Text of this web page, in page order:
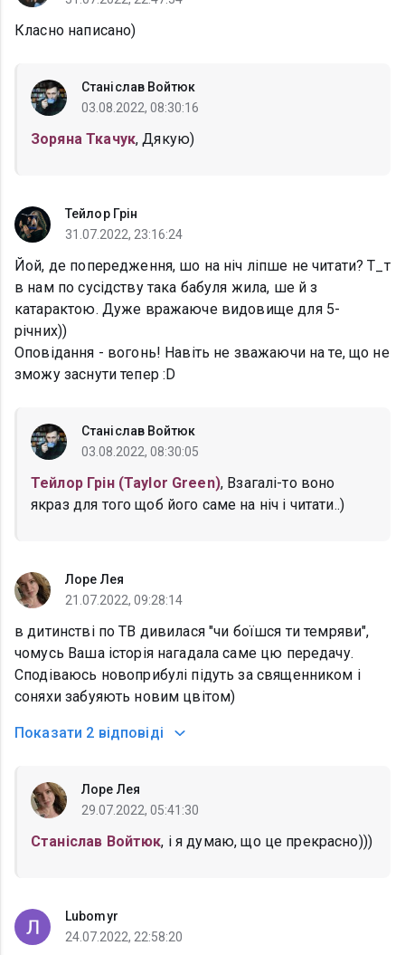
Класно написано)
Станіслав Войтюк
03.08.2022, 08:30:16
Зоряна Ткачук, Дякую)
Тейлор Грін
31.07.2022, 23:16:24
Йой, де попередження, шо на ніч ліпше не читати? Т_т
в нам по сусідству така бабуля жила, ше й з
катарактою. Дуже вражаюче видовище для 5-
річних))
Оповідання - вогонь! Навіть не зважаючи на те, що не
зможу заснути тепер :D
Станіслав Войтюк
03.08.2022, 08:30:05
Тейлор Грін (Taylor Green), Взагалі-то воно
якраз для того щоб його саме на ніч і читати..)
Лоре Лея
21.07.2022, 09:28:14
в дитинстві по ТВ дивилася "чи боїшся ти темряви",
чомусь Ваша історія нагадала саме цю передачу.
Сподіваюсь новоприбулі підуть за священником і
соняхи забуяють новим цвітом)
Показати 2 відповіді
Лоре Лея
29.07.2022, 05:41:30
Станіслав Войтюк, і я думаю, що це прекрасно)))
Lubomyr
24.07.2022, 22:58:20